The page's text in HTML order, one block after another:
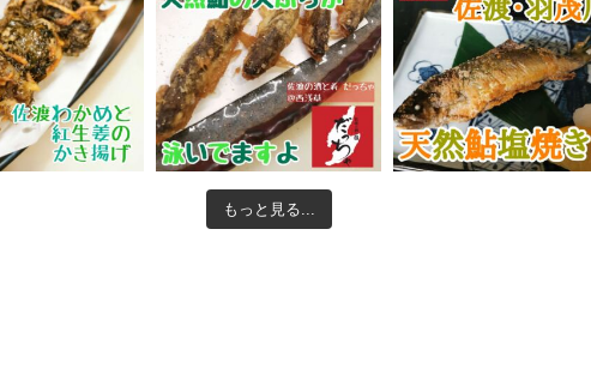
もっと見る...